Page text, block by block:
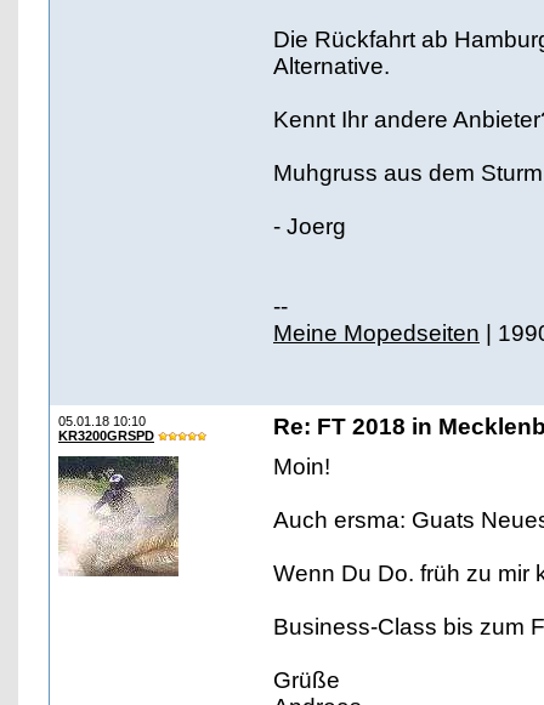
Die Rückfahrt ab
Alternative.
Kennt Ihr andere
Muhgruss aus dem
- Joerg
--
Meine Mopedseiten |
05.01.18 10:10
KR3200GRSPD
Re: FT 2018 in
Moin!
Auch ersma: Guats
Wenn Du Do. früh zu mir
Business-Class bis zum
Grüße